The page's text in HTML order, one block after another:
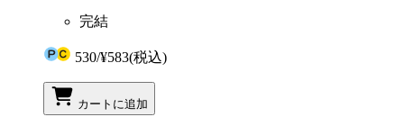
完結
530/¥583(税込)
カートに追加